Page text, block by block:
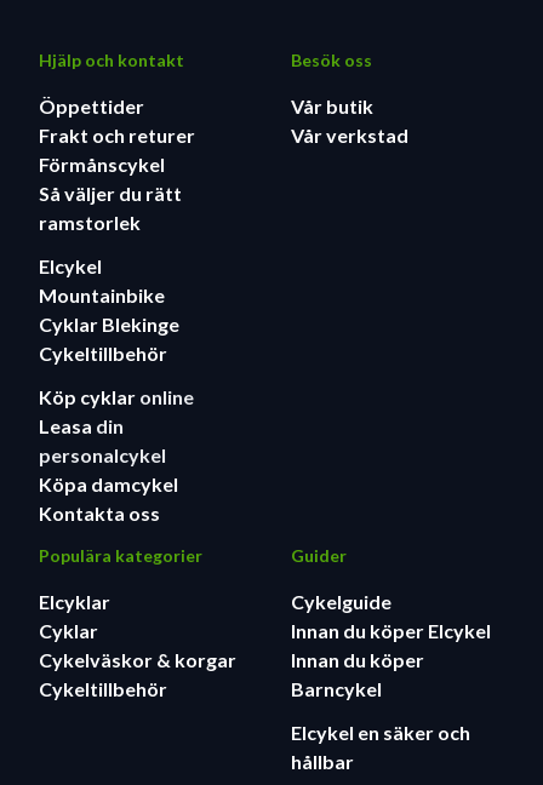
Hjälp och kontakt
Öppettider
Frakt och returer
Förmånscykel
Så väljer du rätt
ramstorlek
Elcykel
Mountainbike
Cyklar Blekinge
Cykeltillbehör
Köp cyklar online
Leasa din
personalcykel
Köpa damcykel
Kontakta oss
Besök oss
Vår butik
Vår verkstad
Populära kategorier
Elcyklar
Cyklar
Cykelväskor & korgar
Cykeltillbehör
Guider
Cykelguide
Innan du köper Elcykel
Innan du köper
Barncykel
Elcykel en säker och
hållbar